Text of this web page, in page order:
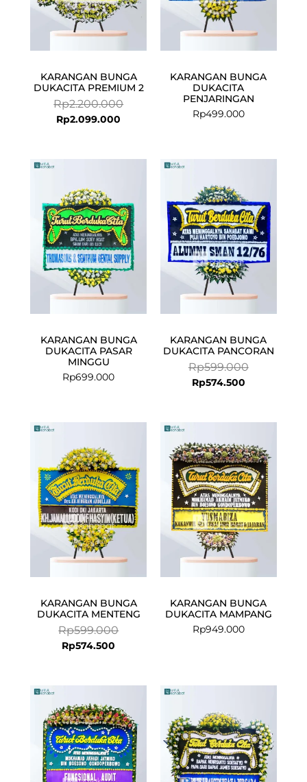
KARANGAN BUNGA
DUKACITA PREMIUM 2
Rp2.200.000
Rp2.099.000
KARANGAN BUNGA
DUKACITA
PENJARINGAN
Rp499.000
KARANGAN BUNGA
DUKACITA PASAR
MINGGU
Rp699.000
KARANGAN BUNGA
DUKACITA PANCORAN
Rp599.000
Rp599.000.
Rp574.500
Rp574.500.
KARANGAN BUNGA
DUKACITA MENTENG
Rp599.000
Rp599.000.
Rp574.500
Rp574.500.
KARANGAN BUNGA
DUKACITA MAMPANG
Rp949.000